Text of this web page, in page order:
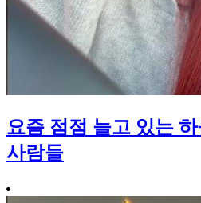
요즘 점점 늘고 있는
사람들